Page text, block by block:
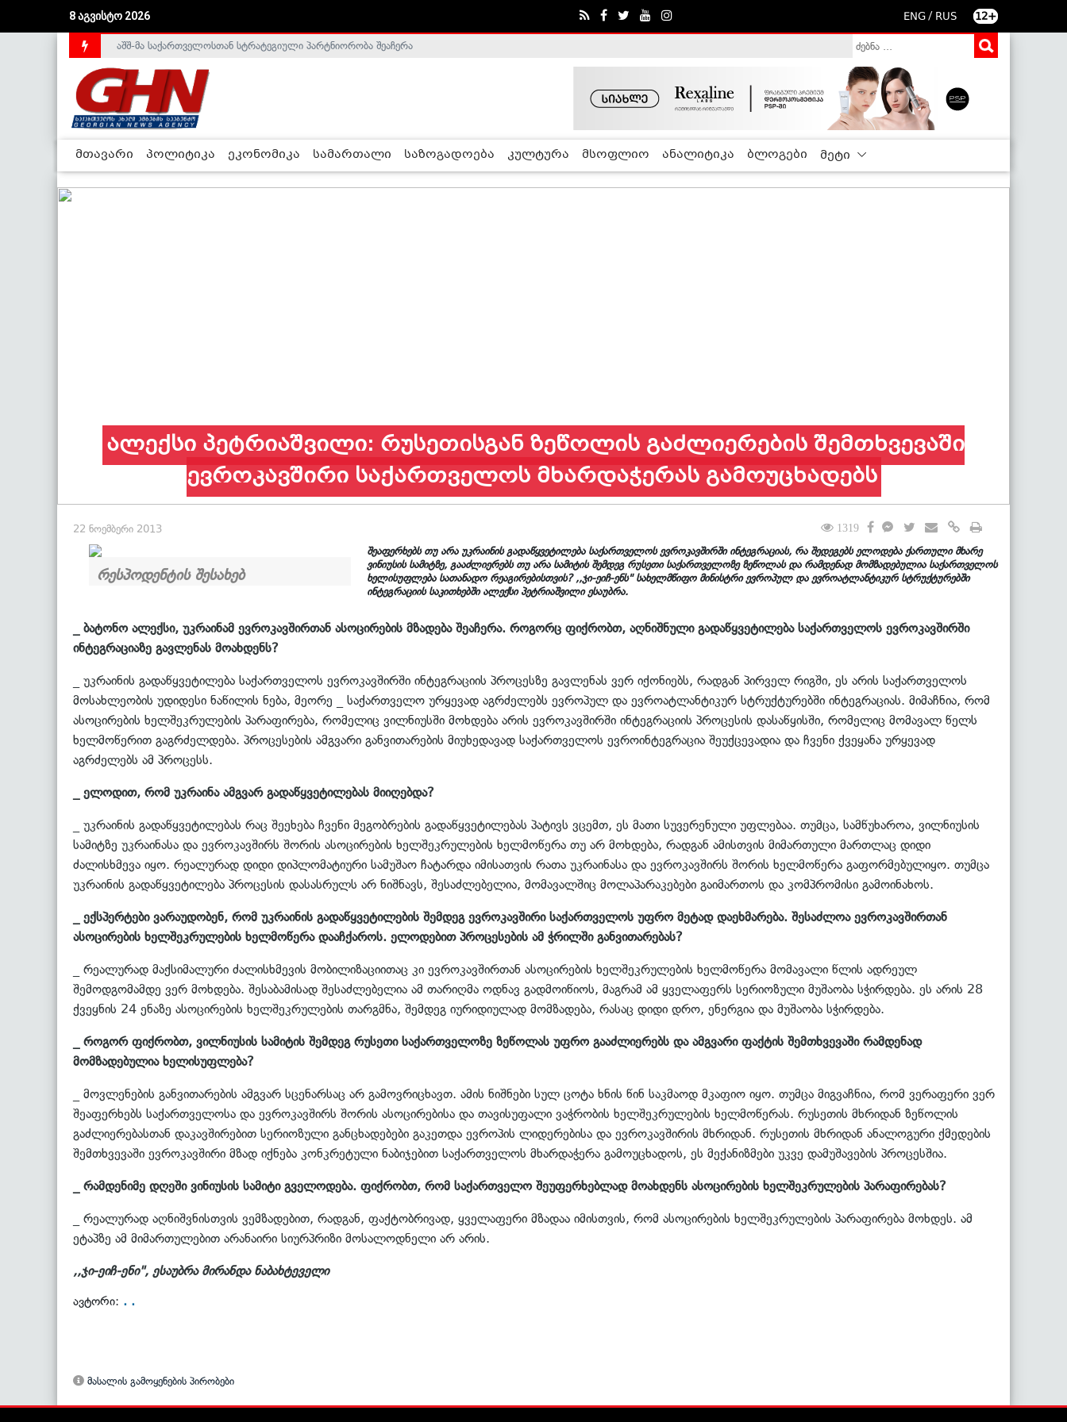
8 აგვისტო 2026 ENG / RUS 12+
მთავარი პოლიტიკა ეკონომიკა სამართალი საზოგადოება კულტურა მსოფლიო ანალიტიკა ბლოგები მეტი
ალექსი პეტრიაშვილი: რუსეთისგან ზეწოლის გაძლიერების შემთხვევაში
ევროკავშირი საქართველოს მხარდაჭერას გამოუცხადებს
22 ნოემბერი 2013 1319
რესპოდენტის შესახებ
შეაფერხებს თუ არა უკრაინის გადაწყვეტილება საქართველოს ევროკავშირში ინტეგრაციას, რა შედეგებს ელოდება ქართული მხარე
ვინიუსის სამიტზე, გააძლიერებს თუ არა სამიტის შემდეგ რუსეთი საქართველოზე ზეწოლას და რამდენად მომზადებულია საქართველოს
ხელისუფლება სათანადო რეაგირებისთვის? ,,ჯი-ეიჩ-ენს" სახელმწიფო მინისტრი ევროპულ და ევროატლანტიკურ სტრუქტურებში
ინტეგრაციის საკითხებში ალექსი პეტრიაშვილი ესაუბრა.
_ ბატონო ალექსი, უკრაინამ ევროკავშირთან ასოცირების მზადება შეაჩერა. როგორც ფიქრობთ, აღნიშნული გადაწყვეტილება საქართველოს ევროკავშირში
ინტეგრაციაზე გავლენას მოახდენს?
_ უკრაინის გადაწყვეტილება საქართველოს ევროკავშირში ინტეგრაციის პროცესზე გავლენას ვერ იქონიებს, რადგან პირველ რიგში, ეს არის საქართველოს
მოსახლეობის უდიდესი ნაწილის ნება, მეორე _ საქართველო ურყევად აგრძელებს ევროპულ და ევროატლანტიკურ სტრუქტურებში ინტეგრაციას. მიმაჩნია, რომ
ასოცირების ხელშეკრულების პარაფირება, რომელიც ვილნიუსში მოხდება არის ევროკავშირში ინტეგრაციის პროცესის დასაწყისში, რომელიც მომავალ წელს
ხელმოწერით გაგრძელდება. პროცესების ამგვარი განვითარების მიუხედავად საქართველოს ევროინტეგრაცია შეუქცევადია და ჩვენი ქვეყანა ურყევად
აგრძელებს ამ პროცესს.
_ ელოდით, რომ უკრაინა ამგვარ გადაწყვეტილებას მიიღებდა?
_ უკრაინის გადაწყვეტილებას რაც შეეხება ჩვენი მეგობრების გადაწყვეტილებას პატივს ვცემთ, ეს მათი სუვერენული უფლებაა. თუმცა, სამწუხაროა, ვილნიუსის
სამიტზე უკრაინასა და ევროკავშირს შორის ასოცირების ხელშეკრულების ხელმოწერა თუ არ მოხდება, რადგან ამისთვის მიმართული მართლაც დიდი
ძალისხმევა იყო. რეალურად დიდი დიპლომატიური სამუშაო ჩატარდა იმისათვის რათა უკრაინასა და ევროკავშირს შორის ხელმოწერა გაფორმებულიყო. თუმცა
უკრაინის გადაწყვეტილება პროცესის დასასრულს არ ნიშნავს, შესაძლებელია, მომავალშიც მოლაპარაკებები გაიმართოს და კომპრომისი გამოინახოს.
_ ექსპერტები ვარაუდობენ, რომ უკრაინის გადაწყვეტილების შემდეგ ევროკავშირი საქართველოს უფრო მეტად დაეხმარება. შესაძლოა ევროკავშირთან
ასოცირების ხელშეკრულების ხელმოწერა დააჩქაროს. ელოდებით პროცესების ამ ჭრილში განვითარებას?
_ რეალურად მაქსიმალური ძალისხმევის მობილიზაციითაც კი ევროკავშირთან ასოცირების ხელშეკრულების ხელმოწერა მომავალი წლის ადრეულ
შემოდგომამდე ვერ მოხდება. შესაბამისად შესაძლებელია ამ თარიღმა ოდნავ გადმოიწიოს, მაგრამ ამ ყველაფერს სერიოზული მუშაობა სჭირდება. ეს არის 28
ქვეყნის 24 ენაზე ასოცირების ხელშეკრულების თარგმნა, შემდეგ იურიდიულად მომზადება, რასაც დიდი დრო, ენერგია და მუშაობა სჭირდება.
_ როგორ ფიქრობთ, ვილნიუსის სამიტის შემდეგ რუსეთი საქართველოზე ზეწოლას უფრო გააძლიერებს და ამგვარი ფაქტის შემთხვევაში რამდენად
მომზადებულია ხელისუფლება?
_ მოვლენების განვითარების ამგვარ სცენარსაც არ გამოვრიცხავთ. ამის ნიშნები სულ ცოტა ხნის წინ საკმაოდ მკაფიო იყო. თუმცა მიგვაჩნია, რომ ვერაფერი ვერ
შეაფერხებს საქართველოსა და ევროკავშირს შორის ასოცირებისა და თავისუფალი ვაჭრობის ხელშეკრულების ხელმოწერას. რუსეთის მხრიდან ზეწოლის
გაძლიერებასთან დაკავშირებით სერიოზული განცხადებები გაკეთდა ევროპის ლიდერებისა და ევროკავშირის მხრიდან. რუსეთის მხრიდან ანალოგური ქმედების
შემთხვევაში ევროკავშირი მზად იქნება კონკრეტული ნაბიჯებით საქართველოს მხარდაჭერა გამოუცხადოს, ეს მექანიზმები უკვე დამუშავების პროცესშია.
_ რამდენიმე დღეში ვინიუსის სამიტი გველოდება. ფიქრობთ, რომ საქართველო შეუფერხებლად მოახდენს ასოცირების ხელშეკრულების პარაფირებას?
_ რეალურად აღნიშვნისთვის ვემზადებით, რადგან, ფაქტობრივად, ყველაფერი მზადაა იმისთვის, რომ ასოცირების ხელშეკრულების პარაფირება მოხდეს. ამ
ეტაპზე ამ მიმართულებით არანაირი სიურპრიზი მოსალოდნელი არ არის.
,,ჯი-ეიჩ-ენი", ესაუბრა მირანდა ნაბახტეველი
ავტორი: . .
მასალის გამოყენების პირობები